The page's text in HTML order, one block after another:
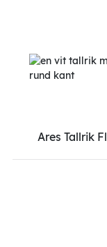
Ares Tallrik